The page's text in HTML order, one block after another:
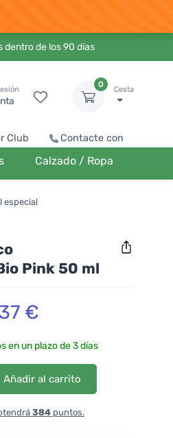
de los 90 días
0
Cesta
Club Contacte con
Calzado / Ropa
especial
Pink 50 ml
€
en un plazo de 3 días
Añadir al carrito
384 puntos.